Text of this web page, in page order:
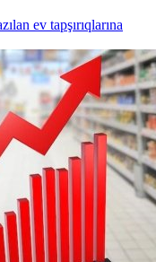
ev tapşırıqlarına